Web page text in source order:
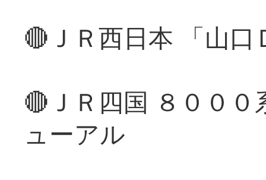
🔴ＪＲ西日本 「山
🔴ＪＲ四国 ８００
ューアル